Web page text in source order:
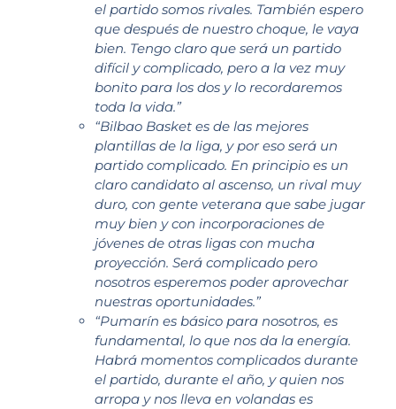
el partido somos rivales. También espero
que después de nuestro choque, le vaya
bien. Tengo claro que será un partido
difícil y complicado, pero a la vez muy
bonito para los dos y lo recordaremos
toda la vida.”
“Bilbao Basket es de las mejores
plantillas de la liga, y por eso será un
partido complicado. En principio es un
claro candidato al ascenso, un rival muy
duro, con gente veterana que sabe jugar
muy bien y con incorporaciones de
jóvenes de otras ligas con mucha
proyección. Será complicado pero
nosotros esperemos poder aprovechar
nuestras oportunidades.”
“Pumarín es básico para nosotros, es
fundamental, lo que nos da la energía.
Habrá momentos complicados durante
el partido, durante el año, y quien nos
arropa y nos lleva en volandas es